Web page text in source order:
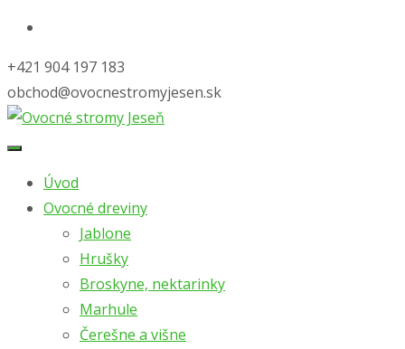
+421 904 197 183
obchod@ovocnestromyjesen.sk
Skip
contentÚvod
Ovocné dreviny
Jablone
Hrušky
Broskyne, nektarinky
Marhule
Čerešne a višne